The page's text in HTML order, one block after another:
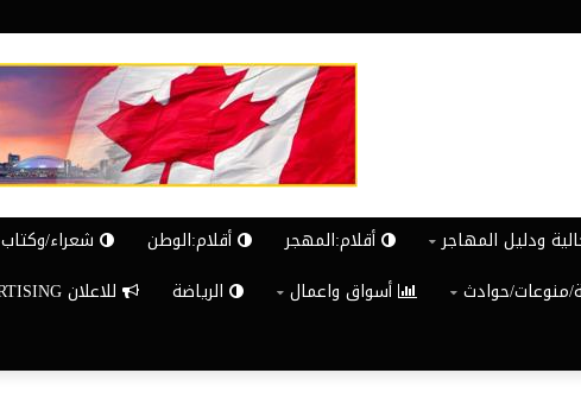
ودليل المهاجر أقلام:المهجر أقلام:الوطن شعراء/وكتاب
منوعات/حوادث أسواق واعمال الرياضة
للاعلان ADVERTISING